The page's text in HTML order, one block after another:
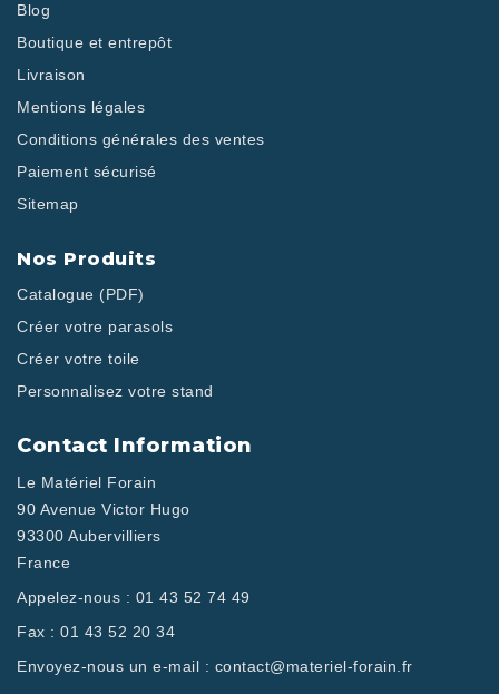
Blog
Boutique et entrepôt
Livraison
Mentions légales
Conditions générales des ventes
Paiement sécurisé
Sitemap
Nos Produits
Catalogue (PDF)
Créer votre parasols
Créer votre toile
Personnalisez votre stand
Contact Information
Le Matériel Forain
90 Avenue Victor Hugo
93300 Aubervilliers
France
Appelez-nous : 01 43 52 74 49
Fax : 01 43 52 20 34
Envoyez-nous un e-mail : contact@materiel-forain.fr